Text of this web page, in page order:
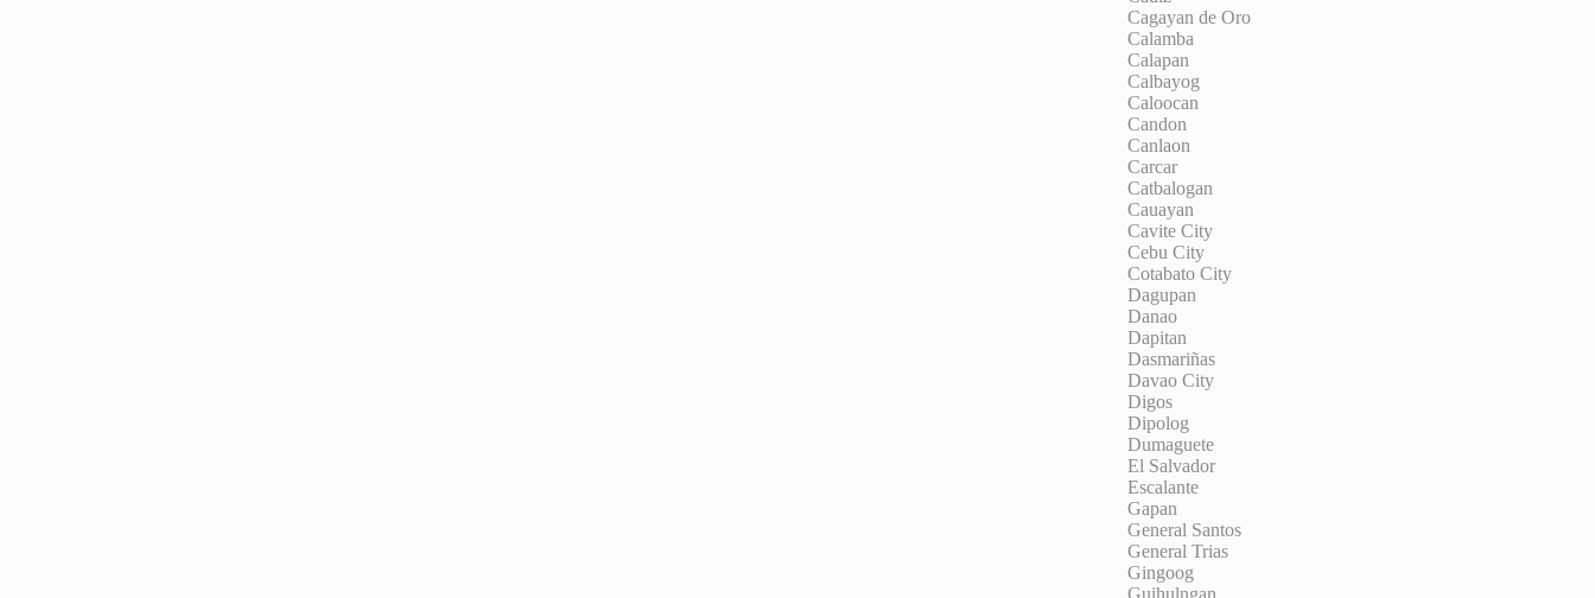
Cagayan de Oro
Calamba
Calapan
Calbayog
Caloocan
Candon
Canlaon
Carcar
Catbalogan
Cauayan
Cavite City
Cebu City
Cotabato City
Dagupan
Danao
Dapitan
Dasmariñas
Davao City
Digos
Dipolog
Dumaguete
El Salvador
Escalante
Gapan
General Santos
General Trias
Gingoog
Guihulngan